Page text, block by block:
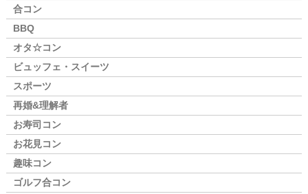
合コン
BBQ
オタ☆コン
ビュッフェ・スイーツ
スポーツ
再婚&理解者
お寿司コン
お花見コン
趣味コン
ゴルフ合コン